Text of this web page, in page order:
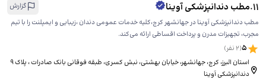
11
.مطب دندانپزشکی آوینا
گزارش
مطب دندانپزشکی آوینا در جهانشهر کرج،کلیه خدمات عمومی دندان ،زیبایی و ایمپلنت را با تیم
مجرب، تجهیزات مدرن و پرداخت اقساطی ارائه می‌کند.
5
(
2نفر)
استان البرز، کرج، جهانشهر، خیابان بهشتی، نبش کسری، ​طبقه فوقانی بانک صادرات ، پلاک ۹
دندانپزشکی آوینا